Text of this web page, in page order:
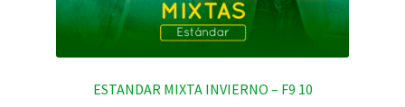
ESTANDAR MIXTA INVIERNO – F9 10